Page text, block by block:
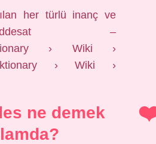
her türlü inanç ve
–
› Wiki ›
› Wiki ›
ne demek